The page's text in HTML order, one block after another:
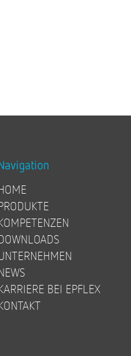
BEI EPFLEX